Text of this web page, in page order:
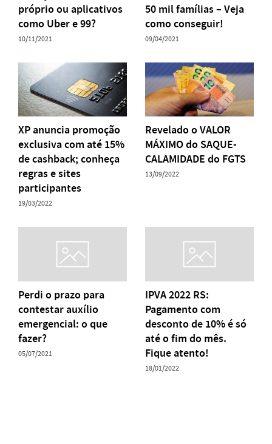
próprio ou aplicativos
como Uber e 99?
10/11/2021
50 mil famílias – Veja
como conseguir!
09/04/2021
XP anuncia promoção
exclusiva com até 15%
de cashback; conheça
regras e sites
participantes
19/03/2022
Revelado o VALOR
MÁXIMO do SAQUE-
CALAMIDADE do FGTS
13/09/2022
Perdi o prazo para
contestar auxílio
emergencial: o que
fazer?
05/07/2021
IPVA 2022 RS:
Pagamento com
desconto de 10% é só
até o fim do mês.
Fique atento!
18/01/2022